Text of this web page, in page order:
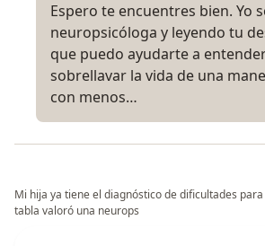
Espero te encuentres bien. Yo
neuropsicóloga y leyendo tu
que puedo ayudarte a
sobrellavar la vida de una
con menos…
Mi hija ya tiene el diagnóstico de dificultades
tabla valoró una neurops